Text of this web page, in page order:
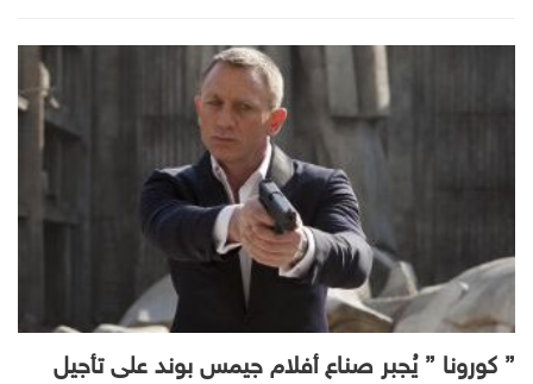
” كورونا ” يُجبر صناع أفلام جيمس بوند على تأجيل